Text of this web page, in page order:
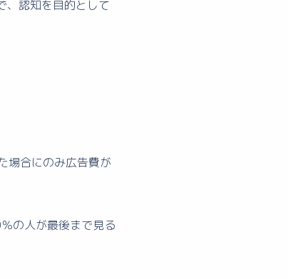
、認知を目的として
場合にのみ広告費が
の人が最後まで見る